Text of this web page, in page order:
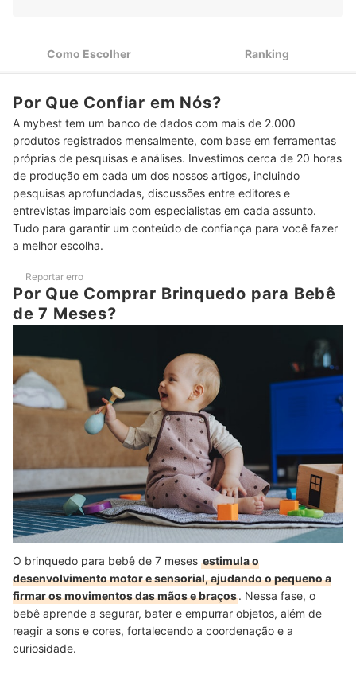
Para Maior Segurança, Prefira Brinquedos com Selo do
Top 10 Melhores Brinquedos para Bebês de 7 Meses
Perguntas Frequentes sobre Brinquedo para Bebê de 7 Meses
Como Higienizar o Brinquedo para Bebê de 7 Meses?
Com Que Frequência o Brinquedo Deve Ser Trocado?
Posso Deixar o Bebê Brincar Sozinho com o Brinquedo?
Em Busca de Presentes para Crianças?
Como Escolher Ranking
Por Que Confiar em Nós?
A mybest tem um banco de dados com mais de 2.000
produtos registrados mensalmente, com base em ferramentas
próprias de pesquisas e análises. Investimos cerca de 20 horas
de produção em cada um dos nossos artigos, incluindo
pesquisas aprofundadas, discussões entre editores e
entrevistas imparciais com especialistas em cada assunto.
Tudo para garantir um conteúdo de confiança para você fazer
a melhor escolha.
Reportar erro
Por Que Comprar Brinquedo para Bebê
de 7 Meses?
O brinquedo para bebê de 7 meses estimula o
desenvolvimento motor e sensorial, ajudando o pequeno a
firmar os movimentos das mãos e braços. Nessa fase, o
bebê aprende a segurar, bater e empurrar objetos, além de
reagir a sons e cores, fortalecendo a coordenação e a
curiosidade.